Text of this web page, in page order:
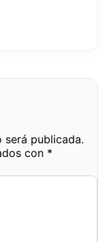
publicada.
con *